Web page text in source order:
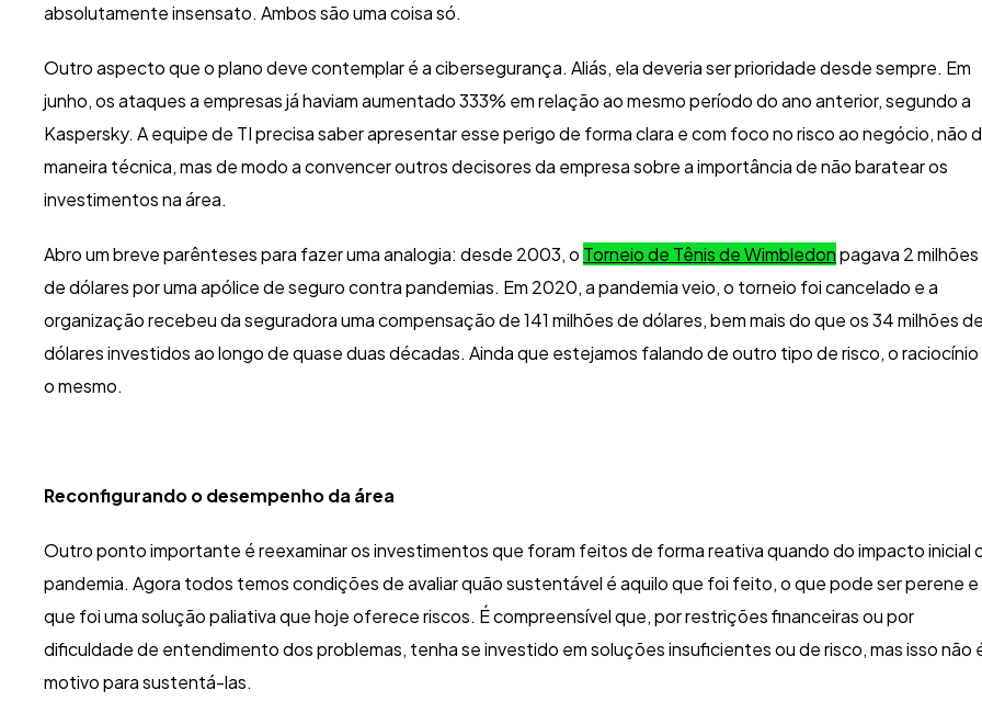
absolutamente insensato. Ambos são uma coisa só.
Outro aspecto que o plano deve contemplar é a cibersegurança. Aliás, ela deveria ser prioridade desde sempre. Em
junho, os ataques a empresas já haviam aumentado 333% em relação ao mesmo período do ano anterior, segundo a
Kaspersky. A equipe de TI precisa saber apresentar esse perigo de forma clara e com foco no risco ao negócio, não
maneira técnica, mas de modo a convencer outros decisores da empresa sobre a importância de não baratear os
investimentos na área.
Abro um breve parênteses para fazer uma analogia: desde 2003, o Torneio de Tênis de Wimbledonpagava 2 milhões
de dólares por uma apólice de seguro contra pandemias. Em 2020, a pandemia veio, o torneio foi cancelado e a
organização recebeu da seguradora uma compensação de 141 milhões de dólares, bem mais do que os 34 milhões de
dólares investidos ao longo de quase duas décadas. Ainda que estejamos falando de outro tipo de risco, o raciocínio
o mesmo.
Reconfigurando o desempenho da área
Outro ponto importante é reexaminar os investimentos que foram feitos de forma reativa quando do impacto inicial
pandemia. Agora todos temos condições de avaliar quão sustentável é aquilo que foi feito, o que pode ser perene e
que foi uma solução paliativa que hoje oferece riscos. É compreensível que, por restrições financeiras ou por
dificuldade de entendimento dos problemas, tenha se investido em soluções insuficientes ou de risco, mas isso não
motivo para sustentá-las.